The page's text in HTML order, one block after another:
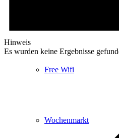
Free Wifi
Wochenmarkt
Hinweis
Es wurden keine Ergebnisse